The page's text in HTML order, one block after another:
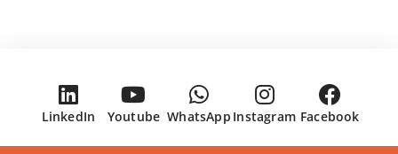
Facebook
Instagram
WhatsApp
Youtube
LinkedIn